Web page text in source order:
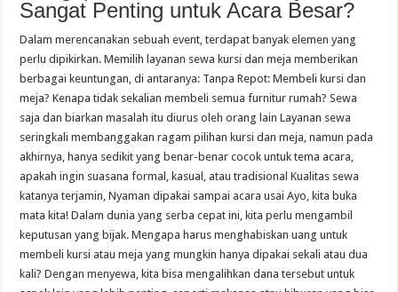
Sangat Penting untuk Acara Besar?
Dalam merencanakan sebuah event, terdapat banyak elemen yang
perlu dipikirkan. Memilih layanan sewa kursi dan meja memberikan
berbagai keuntungan, di antaranya: Tanpa Repot: Membeli kursi dan
meja? Kenapa tidak sekalian membeli semua furnitur rumah? Sewa
saja dan biarkan masalah itu diurus oleh orang lain Layanan sewa
seringkali membanggakan ragam pilihan kursi dan meja, namun pada
akhirnya, hanya sedikit yang benar-benar cocok untuk tema acara,
apakah ingin suasana formal, kasual, atau tradisional Kualitas sewa
katanya terjamin, Nyaman dipakai sampai acara usai Ayo, kita buka
mata kita! Dalam dunia yang serba cepat ini, kita perlu mengambil
keputusan yang bijak. Mengapa harus menghabiskan uang untuk
membeli kursi atau meja yang mungkin hanya dipakai sekali atau dua
kali? Dengan menyewa, kita bisa mengalihkan dana tersebut untuk